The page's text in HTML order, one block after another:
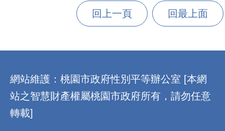
回上一頁 回最上面
網站維護：桃園市政府性別平等辦公室 [本網
站之智慧財產權屬桃園市政府所有，請勿任意
轉載]